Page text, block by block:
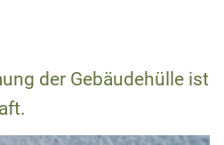
der Gebäudehülle ist